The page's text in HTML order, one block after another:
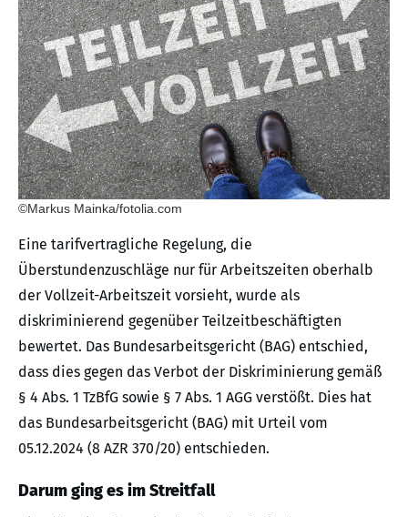
©Markus Mainka/fotolia.com
Eine tarifvertragliche Regelung, die
Überstundenzuschläge nur für Arbeitszeiten oberhalb
der Vollzeit-Arbeitszeit vorsieht, wurde als
diskriminierend gegenüber Teilzeitbeschäftigten
bewertet. Das Bundesarbeitsgericht (BAG) entschied,
dass dies gegen das Verbot der Diskriminierung gemäß
§ 4 Abs. 1 TzBfG sowie § 7 Abs. 1 AGG verstößt. Dies hat
das Bundesarbeitsgericht (BAG) mit Urteil vom
05.12.2024 (8 AZR 370/20) entschieden.
Darum ging es im Streitfall